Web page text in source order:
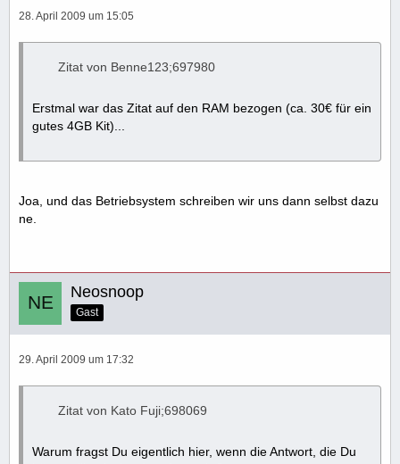
28. April 2009 um 15:05
Zitat von Benne123;697980
Erstmal war das Zitat auf den RAM bezogen (ca. 30€ für ein
gutes 4GB Kit)...
Joa, und das Betriebsystem schreiben wir uns dann selbst dazu
ne.
Neosnoop
Gast
29. April 2009 um 17:32
Zitat von Kato Fuji;698069
Warum fragst Du eigentlich hier, wenn die Antwort, die Du